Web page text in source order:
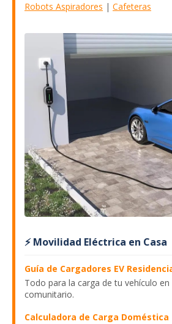
Robots Aspiradores | Cafeteras
⚡ Movilidad Eléctrica en Casa
Guía de Cargadores EV
Todo para la carga de tu vehículo
comunitario.
Calculadora de Carga Doméstica